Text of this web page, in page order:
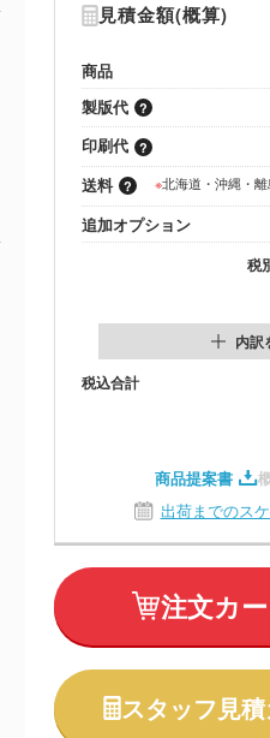
見積金額(概算)
商品
製版代
印刷代
送料
※北海道・沖縄・
追加オプション
税
内訳
税込合計
商品提案書
出荷までのス
注文カ
スタッフ見